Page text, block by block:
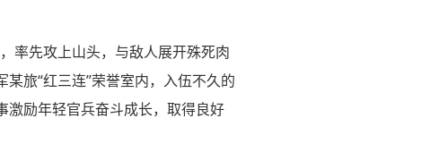
率先攻上山头，与敌人展开殊死肉
旅“红三连”荣誉室内，入伍不久的
激励年轻官兵奋斗成长，取得良好